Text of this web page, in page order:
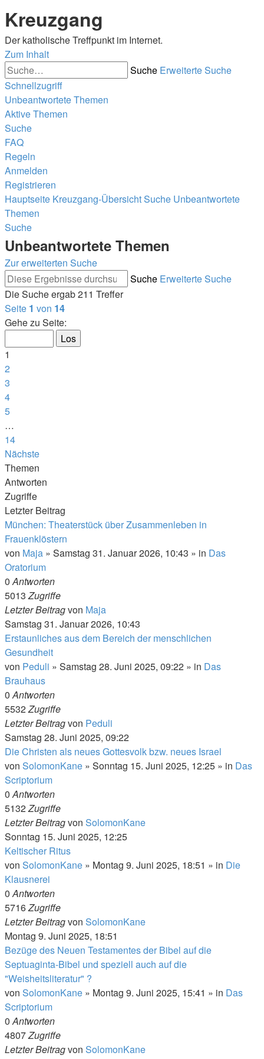
Kreuzgang
Der katholische Treffpunkt im Internet.
Zum Inhalt
Suche Erweiterte Suche
Schnellzugriff
Unbeantwortete Themen
Aktive Themen
Suche
FAQ
Regeln
Anmelden
Registrieren
Hauptseite Kreuzgang-ÜbersichtSuche Unbeantwortete
Themen
Suche
Unbeantwortete Themen
Zur erweiterten Suche
Suche Erweiterte Suche
Die Suche ergab 211 Treffer
Seite 1 von 14
Gehe zu Seite:
1
2
3
4
5
…
14
Nächste
Themen
Antworten
Zugriffe
Letzter Beitrag
München: Theaterstück über Zusammenleben in
Frauenklöstern
von Maja » Samstag 31. Januar 2026, 10:43 » in Das
Oratorium
0Antworten
5013Zugriffe
Letzter Beitragvon Maja
Samstag 31. Januar 2026, 10:43
Erstaunliches aus dem Bereich der menschlichen
Gesundheit
von Peduli » Samstag 28. Juni 2025, 09:22 » in Das
Brauhaus
0Antworten
5532Zugriffe
Letzter Beitragvon Peduli
Samstag 28. Juni 2025, 09:22
Die Christen als neues Gottesvolk bzw. neues Israel
von SolomonKane » Sonntag 15. Juni 2025, 12:25 » in Das
Scriptorium
0Antworten
5132Zugriffe
Letzter Beitragvon SolomonKane
Sonntag 15. Juni 2025, 12:25
Keltischer Ritus
von SolomonKane » Montag 9. Juni 2025, 18:51 » in Die
Klausnerei
0Antworten
5716Zugriffe
Letzter Beitragvon SolomonKane
Montag 9. Juni 2025, 18:51
Bezüge des Neuen Testamentes der Bibel auf die
Septuaginta-Bibel und speziell auch auf die
"Weisheitsliteratur" ?
von SolomonKane » Montag 9. Juni 2025, 15:41 » in Das
Scriptorium
0Antworten
4807Zugriffe
Letzter Beitragvon SolomonKane